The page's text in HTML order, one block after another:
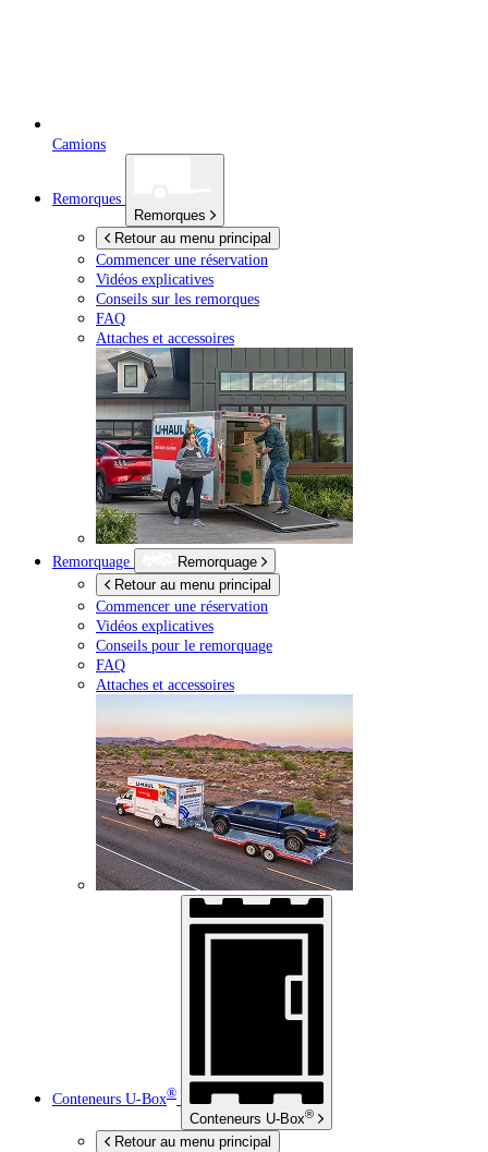
Camions
Remorques
Remorques
Retour au menu principal
Commencer une réservation
Vidéos explicatives
Conseils sur les remorques
FAQ
Attaches et accessoires
Remorquage
Remorquage
Retour au menu principal
Commencer une réservation
Vidéos explicatives
Conseils pour le remorquage
FAQ
Attaches et accessoires
Conteneurs U-Box®
Conteneurs U-Box®
Retour au menu principal